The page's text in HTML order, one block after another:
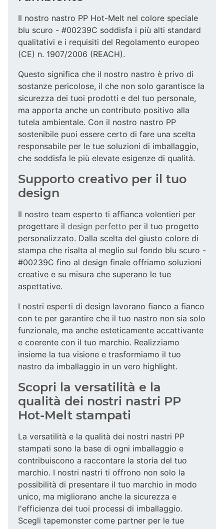
Il nostro nastro PP Hot-Melt nel colore speciale
blu scuro - #00239C soddisfa i più alti standard
qualitativi e i requisiti del Regolamento europeo
(CE) n. 1907/2006 (REACH).
Questo significa che il nostro nastro è privo di
sostanze pericolose, il che non solo garantisce la
sicurezza dei tuoi prodotti e del tuo personale,
ma apporta anche un contributo positivo alla
tutela ambientale. Con il nostro nastro PP
sostenibile puoi essere certo di fare una scelta
responsabile per le tue soluzioni di imballaggio,
che soddisfa le più elevate esigenze di qualità.
Supporto creativo per il tuo
design
Il nostro team esperto ti affianca volentieri per
progettare il design perfetto per il tuo progetto
personalizzato. Dalla scelta del giusto colore di
stampa che risalta al meglio sul fondo blu scuro -
#00239C fino al design finale offriamo soluzioni
creative e su misura che superano le tue
aspettative.
I nostri esperti di design lavorano fianco a fianco
con te per garantire che il tuo nastro non sia solo
funzionale, ma anche esteticamente accattivante
e coerente con il tuo marchio. Realizziamo
insieme la tua visione e trasformiamo il tuo
nastro da imballaggio in un vero highlight.
Scopri la versatilità e la
qualità dei nostri nastri PP
Hot-Melt stampati
La versatilità e la qualità dei nostri nastri PP
stampati sono la base di ogni imballaggio e
contribuiscono a raccontare la storia del tuo
marchio. I nostri nastri ti offrono non solo la
possibilità di presentare il tuo marchio in modo
unico, ma migliorano anche la sicurezza e
l'efficienza dei tuoi processi di imballaggio.
Scegli tapemonster come partner per le tue